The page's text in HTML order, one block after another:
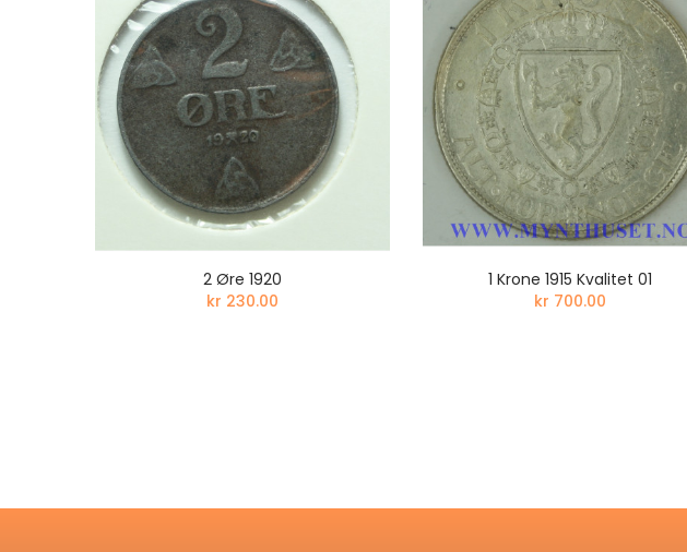
2 Øre 1920
kr 230.00
1 Krone 1915 Kvalitet 01
kr 700.00